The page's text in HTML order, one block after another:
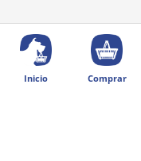
Inicio Comprar